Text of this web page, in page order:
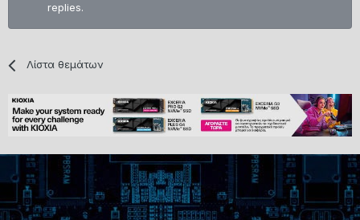
replies.
Λίστα θεμάτων